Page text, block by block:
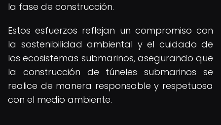
la fase de construcción.
Estos esfuerzos reflejan un compromiso con
la sostenibilidad ambiental y el cuidado de
los ecosistemas submarinos, asegurando que
la construcción de túneles submarinos se
realice de manera responsable y respetuosa
con el medio ambiente.